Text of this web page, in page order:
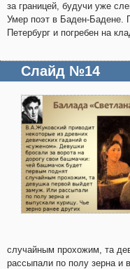
за границей, будучи уже
Умер поэт в Баден-Бадене.
Петербург и погребен на
Слайд №14
случайным прохожим, та
рассыпали по полу зерна и